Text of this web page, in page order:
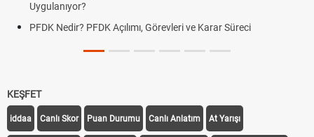
Uygulanıyor?
PFDK Nedir? PFDK Açılımı, Görevleri ve Karar Süreci
KEŞFET
iddaa Canlı Skor Puan Durumu Canlı Anlatım At Yarışı